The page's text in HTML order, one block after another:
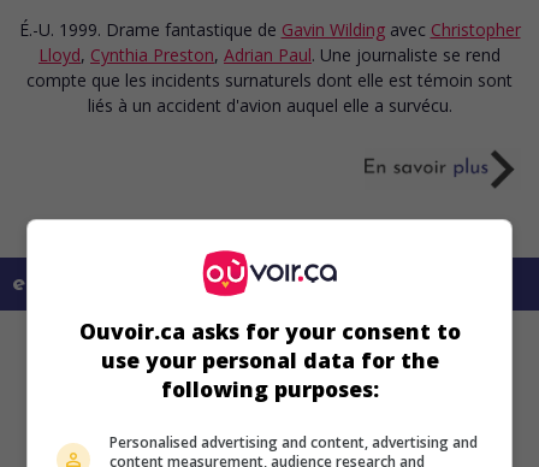
É.-U. 1999. Drame fantastique de Gavin Wilding avec Christopher
Lloyd, Cynthia Preston, Adrian Paul. Une journaliste se rend
compte que les incidents surnaturels dont elle est témoin sont
liés à un accident d'avion auquel elle a survécu.
en savoir plus sur ce film
Ouvoir.ca asks for your consent to
use your personal data for the
following purposes:
Personalised advertising and content, advertising and
content measurement, audience research and